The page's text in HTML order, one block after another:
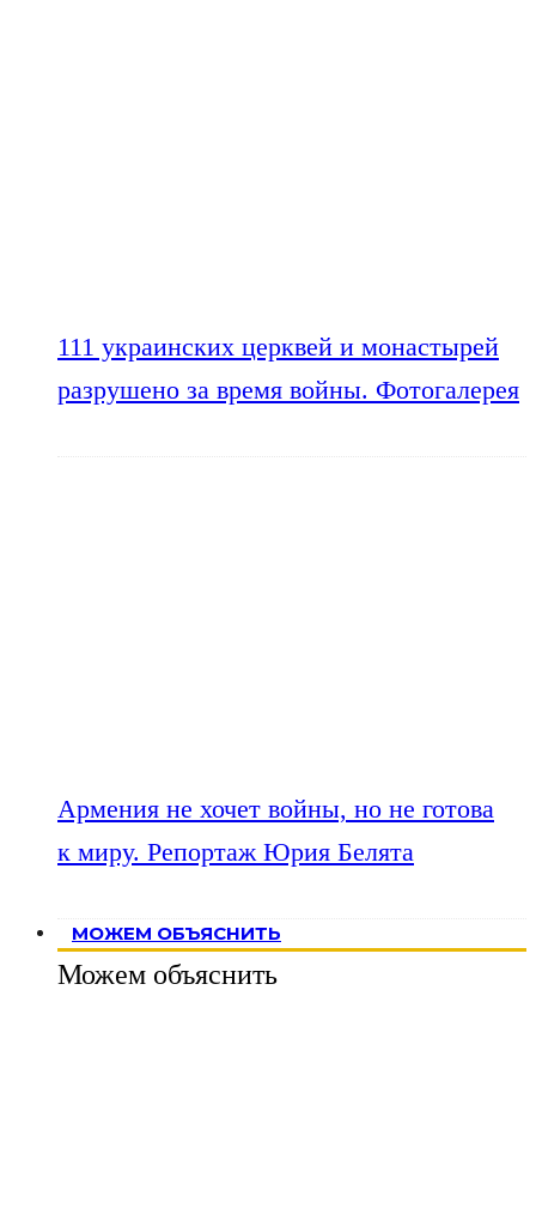
111 украинских церквей и монастырей
разрушено за время войны. Фотогалерея
Армения не хочет войны, но не готова
к миру. Репортаж Юрия Белята
МОЖЕМ ОБЪЯСНИТЬ
Можем объяснить